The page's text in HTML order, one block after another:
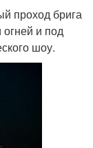
проход брига
и под
шоу.